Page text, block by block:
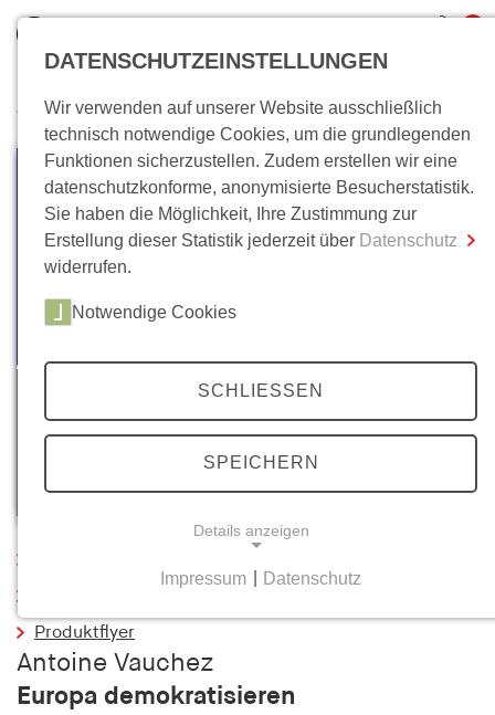
inkl. MwSt.
0,00 €
Zum Warenkorb Zur Kasse
Wo bin ich?
Produktflyer
Antoine Vauchez
Europa demokratisieren
DATENSCHUTZEINSTELLUNGEN
Wir verwenden auf unserer Website ausschließlich
technisch notwendige Cookies, um die grundlegenden
Funktionen sicherzustellen. Zudem erstellen wir eine
datenschutzkonforme, anonymisierte Besucherstatistik.
Sie haben die Möglichkeit, Ihre Zustimmung zur
Erstellung dieser Statistik jederzeit über Datenschutz
widerrufen.
Notwendige Cookies
SCHLIESSEN
SPEICHERN
Details anzeigen
Notwendige Cookies helfen dabei, eine Webseite
nutzbar zu machen, indem sie Grundfunktionen
wie Seitennavigation und Zugriff auf sichere
Bereiche der Webseite ermöglichen. Die Webseite
Impressum Datenschutz